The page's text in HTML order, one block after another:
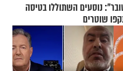
שוב ה-7 באוקטובר": נוסעים השתוללו בטיסה
שוטרים